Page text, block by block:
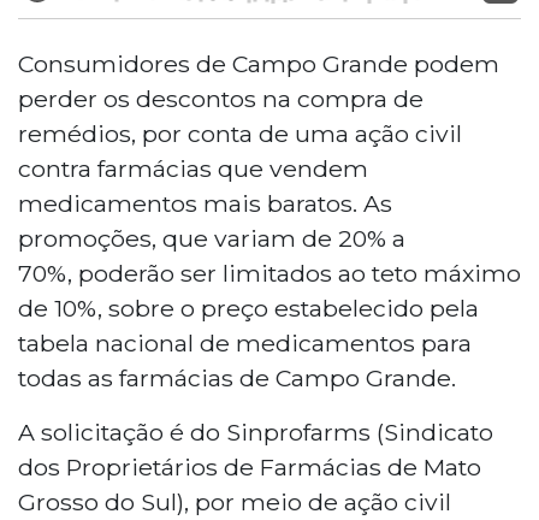
Consumidores de Campo Grande podem
perder os descontos na compra de
remédios, por conta de uma ação civil
contra farmácias que vendem
medicamentos mais baratos. As
promoções, que variam de 20% a
70%, poderão ser limitados ao teto máximo
de 10%, sobre o preço estabelecido pela
tabela nacional de medicamentos para
todas as farmácias de Campo Grande.
A solicitação é do Sinprofarms (Sindicato
dos Proprietários de Farmácias de Mato
Grosso do Sul), por meio de ação civil